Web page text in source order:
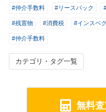
#仲介手数料 #リースバック
#残置物 #消費税 #インスペ
#仲介手数料
カテゴリ・タグ一覧
無料